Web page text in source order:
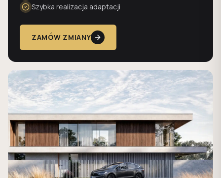
Szybka realizacja adaptacji
ZAMÓW ZMIANY